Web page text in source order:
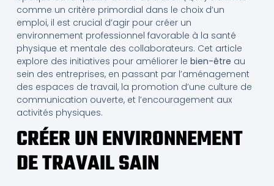
comme un critère primordial dans le choix d’un
emploi, il est crucial d’agir pour créer un
environnement professionnel favorable à la santé
physique et mentale des collaborateurs. Cet article
explore des initiatives pour améliorer le bien-être au
sein des entreprises, en passant par l’aménagement
des espaces de travail, la promotion d’une culture de
communication ouverte, et l’encouragement aux
activités physiques.
CRÉER UN ENVIRONNEMENT
DE TRAVAIL SAIN